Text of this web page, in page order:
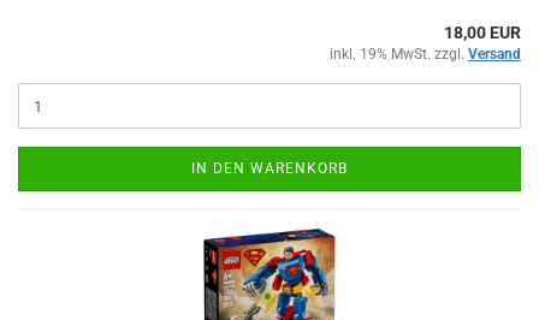
18,00 EUR
inkl. 19% MwSt. zzgl. Versand
IN DEN WARENKORB